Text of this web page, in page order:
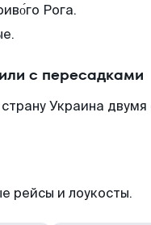
Рога.
с пересадками
Украина
рейсы и лоукосты.